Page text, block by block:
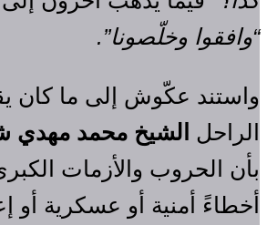
“وافقوا وخلّصونا”.
واستند عكّوش إلى ما كان
الراحل الشيخ محمد مهدي
بأن الحروب والأزمات
أخطاءً أمنية أو عسكرية أو